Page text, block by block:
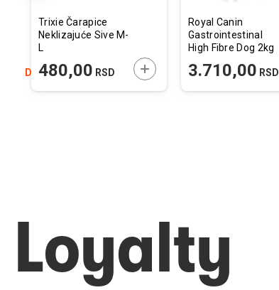
RSD U KORPU
Trixie Čarapice
Neklizajuće Sive M-
L
480,00 RSD DODAJTE U KORPU
Royal Canin
Gastrointestinal
High Fibre Dog 2kg
3.710,00 RSD
Loyalty